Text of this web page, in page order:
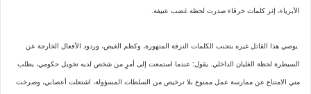
الأبرياء، إثر كلمات خرقاء صدرت لحظة غضب عنيفة.
يوصي هذا القاتل غيره بتجنب الكلمات النزقة المتهورة، وكظم الغيض، وردود الأفعال الخارجة عن
السيطرة لحظة الغليان الداخلي. ‏يقول: عندما استمعت إلى أمرٍ من شخص لديه تخويل حكومي، يطلب
مني الامتناع عن ممارسة عمل ممنوع بلا ترخيص من السلطات المسؤولة، اشتعلت أعصابي، وصرخت